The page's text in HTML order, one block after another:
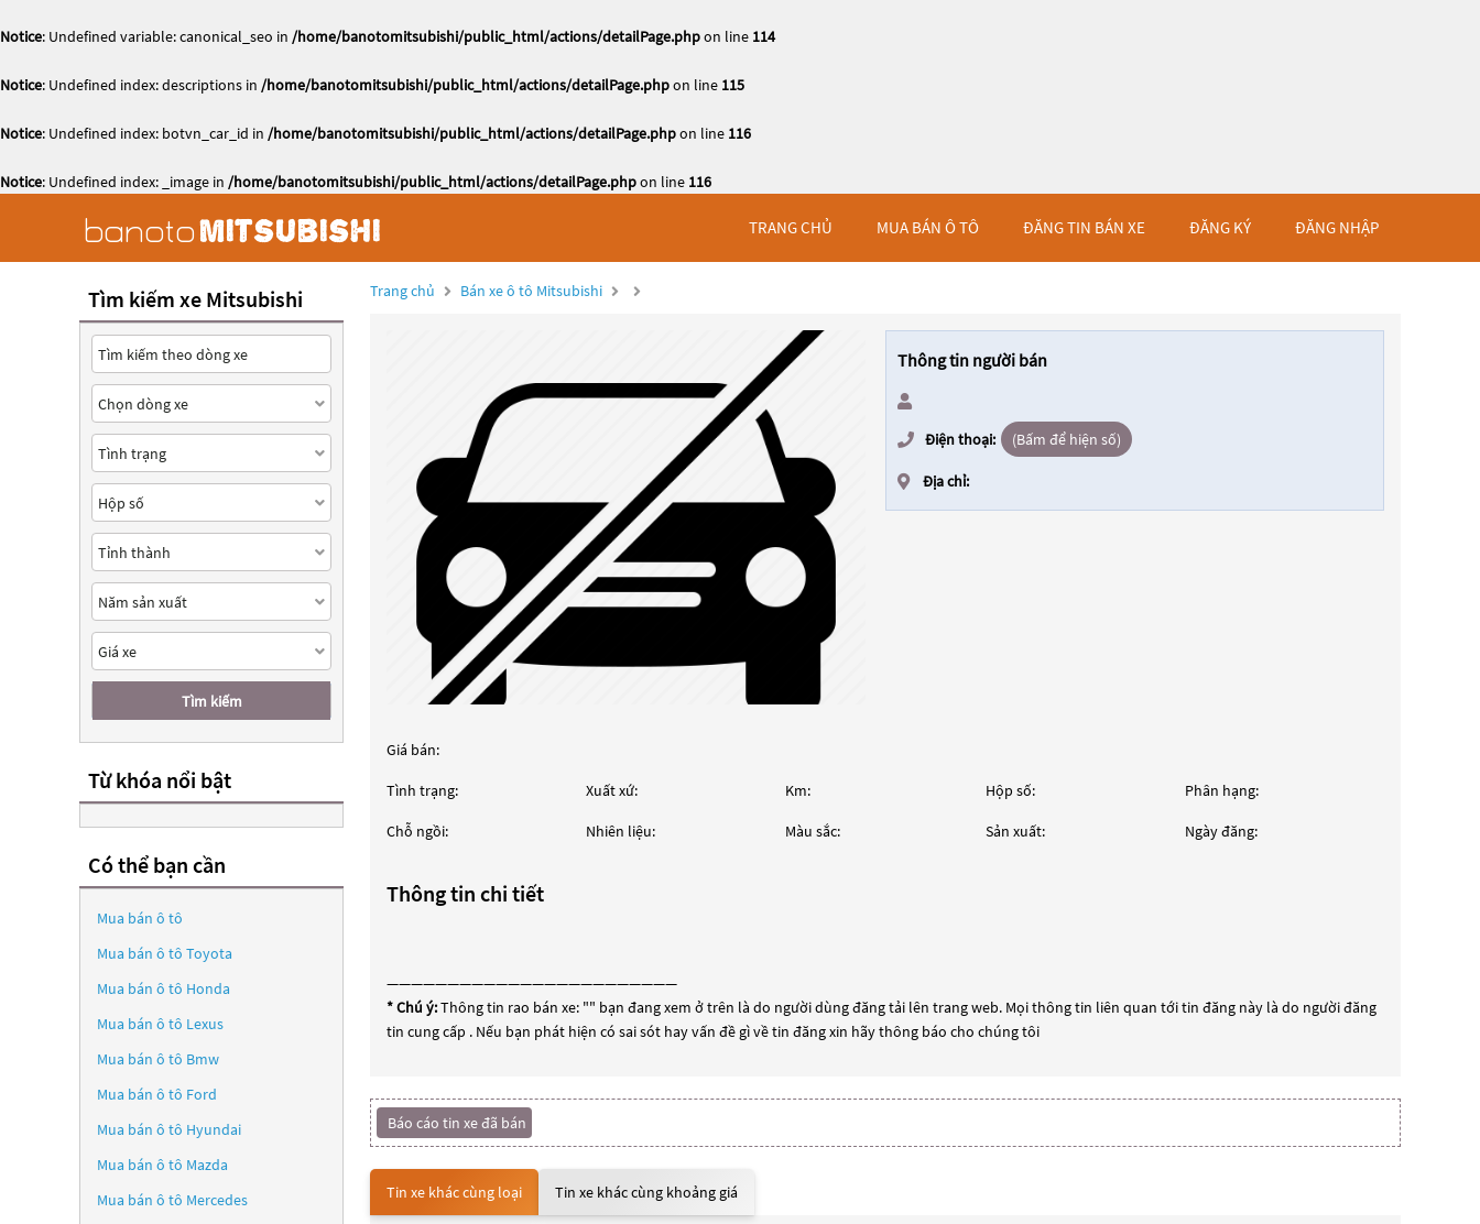
Notice: Undefined variable: canonical_seo in /home/banotomitsubishi/public_html/actions/detailPage.phpon line 114
Notice: Undefined index: descriptions in /home/banotomitsubishi/public_html/actions/detailPage.phpon line 115
Notice: Undefined index: botvn_car_id in /home/banotomitsubishi/public_html/actions/detailPage.phpon line 116
Notice: Undefined index: _image in /home/banotomitsubishi/public_html/actions/detailPage.phpon line 116
TRANG CHỦ MUA BÁN Ô TÔ ĐĂNG TIN BÁN XE ĐĂNG KÝ ĐĂNG NHẬP
Trang chủ Bán xe ô tô Mitsubishi
Thông tin người bán
Điện thoại: (Bấm để hiện số)
Địa chỉ:
Giá bán:
Tình trạng: Xuất xứ: Km: Hộp số: Phân hạng:
Chỗ ngồi: Nhiên liệu: Màu sắc: Sản xuất: Ngày đăng:
Thông tin chi tiết
————————————————————————
* Chú ý:Thông tin rao bán xe: "" bạn đang xem ở trên là do người dùng đăng tải lên trang web. Mọi thông tin liên quan tới tin đăng này là do người đăng
tin cung cấp . Nếu bạn phát hiện có sai sót hay vấn đề gì về tin đăng xin hãy thông báo cho chúng tôi
Báo cáo tin xe đã bán
Tin xe khác cùng loại Tin xe khác cùng khoảng giá
Tìm kiếm xe Mitsubishi
Tìm kiếm
Từ khóa nổi bật
Có thể bạn cần
Mua bán ô tô
Mua bán ô tô Toyota
Mua bán ô tô Honda
Mua bán ô tô Lexus
Mua bán ô tô Bmw
Mua bán ô tô Ford
Mua bán ô tô Hyundai
Mua bán ô tô Mazda
Mua bán ô tô Mercedes